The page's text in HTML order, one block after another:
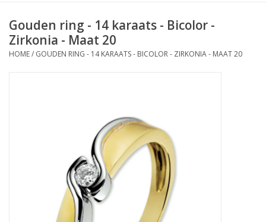
Occasions
Cadeaukaarten
Gouden ring - 14 karaats - Bicolor -
Zirkonia - Maat 20
HOME/ GOUDEN RING - 14 KARAATS - BICOLOR - ZIRKONIA - MAAT 20